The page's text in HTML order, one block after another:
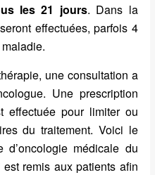
les 21 jours. Dans la
seront effectuées, parfois 4
une consultation a
Une prescription
effectuée pour limiter ou
du traitement. Voici le
médicale du
est remis aux patients afin